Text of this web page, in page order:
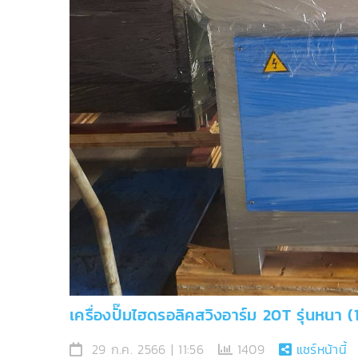
เครื่องปั๊มไฮดรอลิคสวิงอาร์ม 20T รุ่นหนา
29 ก.ค. 2566 | 11:56 1409 แชร์หน้านี้